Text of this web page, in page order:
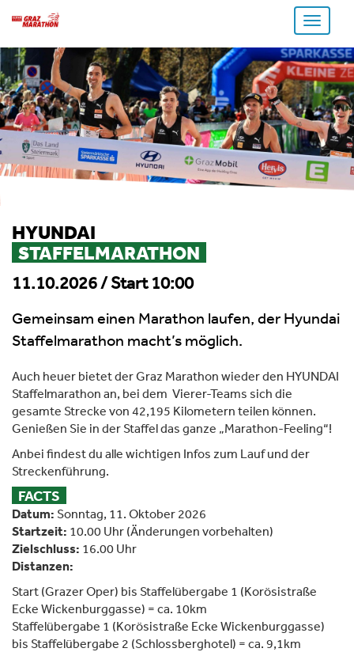
Toggle
HYUNDAI
STAFFELMARATHON
11.10.2026 / Start 10:00
Gemeinsam einen Marathon laufen, der Hyundai
Staffelmarathon macht’s möglich.
Auch heuer bietet der Graz Marathon wieder den HYUNDAI
Staffelmarathon an, bei dem Vierer-Teams sich die
gesamte Strecke von 42,195 Kilometern teilen können.
Genießen Sie in der Staffel das ganze „Marathon-Feeling“!
Anbei findest du alle wichtigen Infos zum Lauf und der
Streckenführung.
FACTS
Datum: Sonntag, 11. Oktober 2026
Startzeit: 10.00 Uhr (Änderungen vorbehalten)
Zielschluss: 16.00 Uhr
Distanzen:
Start (Grazer Oper) bis Staffelübergabe 1 (Korösistraße
Ecke Wickenburggasse) = ca. 10km
Staffelübergabe 1 (Korösistraße Ecke Wickenburggasse)
bis Staffelübergabe 2 (Schlossberghotel) = ca. 9,1km